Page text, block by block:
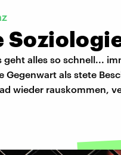
geht alles so schnell...
Gegenwart als stete
wieder rauskommen,